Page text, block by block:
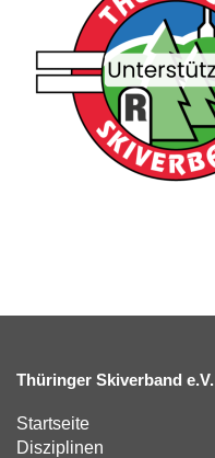
Thüringer Skiverband e.V.
Startseite
Disziplinen